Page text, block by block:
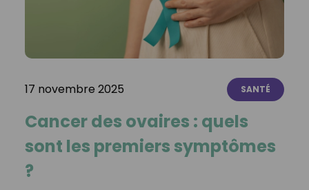
17 novembre 2025 SANTÉ
Cancer des ovaires : quels
sont les premiers symptômes
?